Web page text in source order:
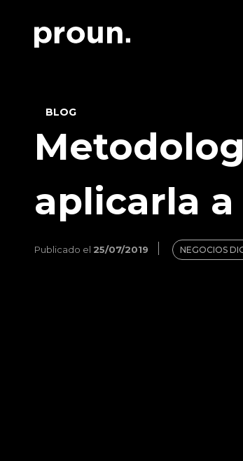
BLOG
aplicarla
Publicado el 25/07/2019 NEGOCIOS